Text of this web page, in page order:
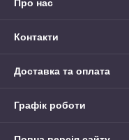
Про нас
Контакти
Доставка та оплата
Графік роботи